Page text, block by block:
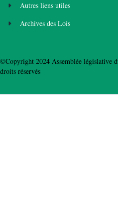
Autres liens utiles
Archives des Lois
©Copyright 2024 Assemblée législative
droits réservés